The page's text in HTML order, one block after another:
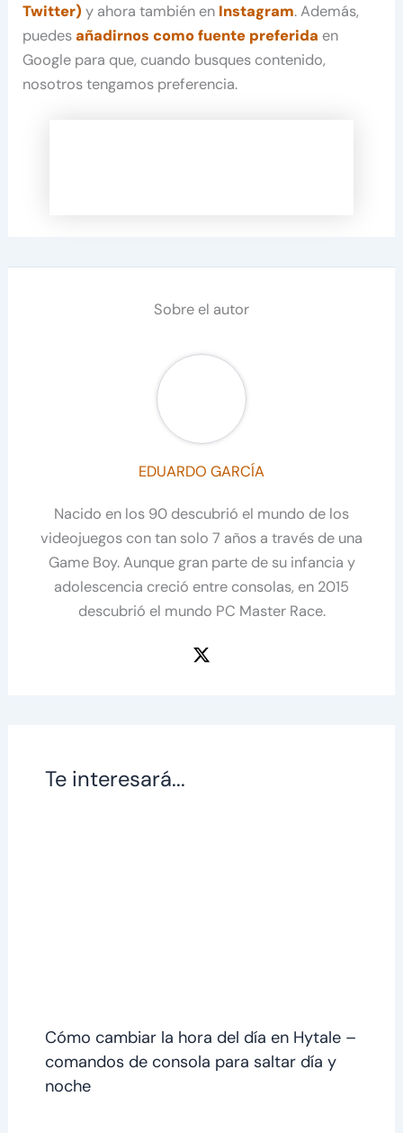
Twitter) y ahora también en Instagram. Además,
puedesañadirnos como fuente preferida en
Google para que, cuando busques contenido,
nosotros tengamos preferencia.
Sobre el autor
EDUARDO GARCÍA
Nacido en los 90 descubrió el mundo de los
videojuegos con tan solo 7 años a través de una
Game Boy. Aunque gran parte de su infancia y
adolescencia creció entre consolas, en 2015
descubrió el mundo PC Master Race.
Te interesará...
Cómo cambiar la hora del día en Hytale –
comandos de consola para saltar día y
noche